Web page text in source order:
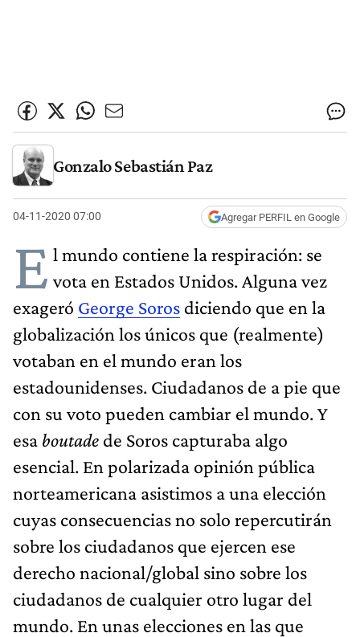
Gonzalo Sebastián Paz
04-11-2020 07:00 Agregar PERFIL en Google
E l mundo contiene la respiración: se
vota en Estados Unidos. Alguna vez
exageró George Soros diciendo que en la
globalización los únicos que (realmente)
votaban en el mundo eran los
estadounidenses. Ciudadanos de a pie que
con su voto pueden cambiar el mundo. Y
esa boutade de Soros capturaba algo
esencial. En polarizada opinión pública
norteamericana asistimos a una elección
cuyas consecuencias no solo repercutirán
sobre los ciudadanos que ejercen ese
derecho nacional/global sino sobre los
ciudadanos de cualquier otro lugar del
mundo. En unas elecciones en las que